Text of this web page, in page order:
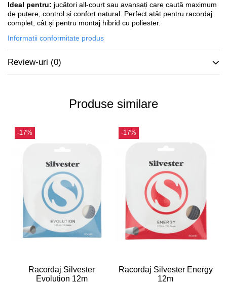
Ideal pentru: jucători all-court sau avansați care caută maximum
de putere, control și confort natural. Perfect atât pentru racordaj
complet, cât și pentru montaj hibrid cu poliester.
Informatii conformitate produs
Review-uri (0)
Produse similare
-17%
Racordaj Silvester
Evolution 12m
-17%
Racordaj Silvester Energy
12m